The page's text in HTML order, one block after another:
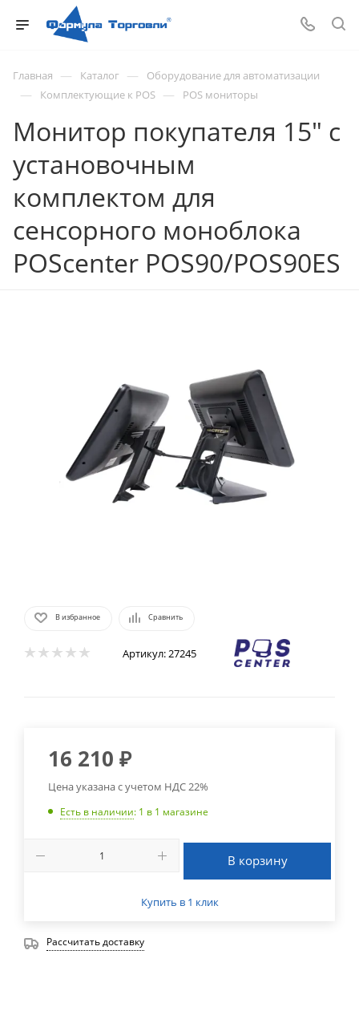
Главная — Каталог — Оборудование для автоматизации
— Комплектующие к POS — POS мониторы
Монитор покупателя 15" с
установочным
комплектом для
сенсорного моноблока
POScenter POS90/POS90ES
В избранное Сравнить
Артикул:27245
16 210 ₽
Цена указана с учетом НДС 22%
Есть в наличии: 1 в 1 магазине
В корзину
Купить в 1 клик
Рассчитать доставку